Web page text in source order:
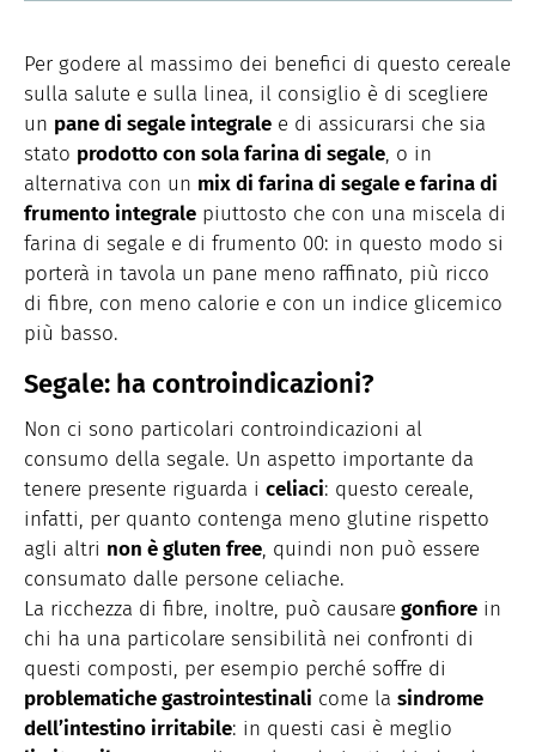
Per godere al massimo dei benefici di questo cereale
sulla salute e sulla linea, il consiglio è di scegliere
un pane di segale integrale e di assicurarsi che sia
stato prodotto con sola farina di segale, o in
alternativa con un mix di farina di segale e farina di
frumento integrale piuttosto che con una miscela di
farina di segale e di frumento 00: in questo modo si
porterà in tavola un pane meno raffinato, più ricco
di fibre, con meno calorie e con un indice glicemico
più basso.
Segale: ha controindicazioni?
Non ci sono particolari controindicazioni al
consumo della segale. Un aspetto importante da
tenere presente riguarda i celiaci: questo cereale,
infatti, per quanto contenga meno glutine rispetto
agli altri non è gluten free, quindi non può essere
consumato dalle persone celiache.
La ricchezza di fibre, inoltre, può causare gonfiore in
chi ha una particolare sensibilità nei confronti di
questi composti, per esempio perché soffre di
problematiche gastrointestinali come la sindrome
dell’intestino irritabile: in questi casi è meglio